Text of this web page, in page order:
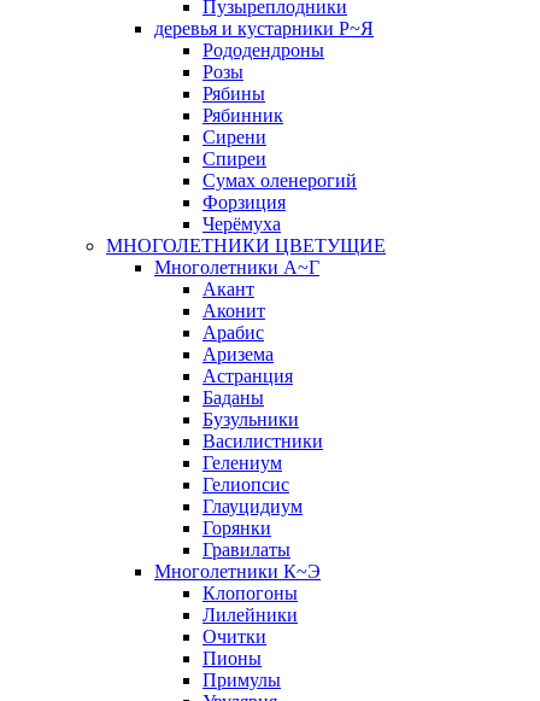
Пузыреплодники
деревья и кустарники Р~Я
Рододендроны
Розы
Рябины
Рябинник
Сирени
Спиреи
Сумах оленерогий
Форзиция
Черёмуха
МНОГОЛЕТНИКИ ЦВЕТУЩИЕ
Многолетники А~Г
Акант
Аконит
Арабис
Аризема
Астранция
Баданы
Бузульники
Василистники
Гелениум
Гелиопсис
Глауцидиум
Горянки
Гравилаты
Многолетники К~Э
Клопогоны
Лилейники
Очитки
Пионы
Примулы